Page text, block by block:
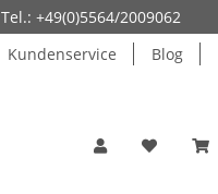
Tel.: +49(0)5564/2009062
Kundenservice
Blog